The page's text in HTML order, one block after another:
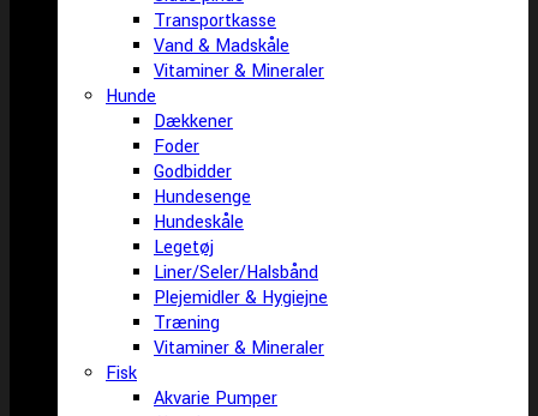
Transportkasse
Vand & Madskåle
Vitaminer & Mineraler
Hunde
Dækkener
Foder
Godbidder
Hundesenge
Hundeskåle
Legetøj
Liner/Seler/Halsbånd
Plejemidler & Hygiejne
Træning
Vitaminer & Mineraler
Fisk
Akvarie Pumper